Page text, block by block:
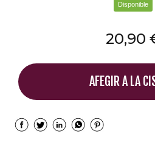
Disponible
20,90
AFEGIR A LA